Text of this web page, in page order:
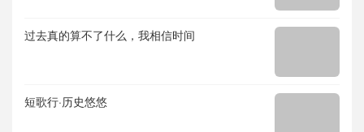
过去真的算不了什么，我相信时间
短歌行·历史悠悠